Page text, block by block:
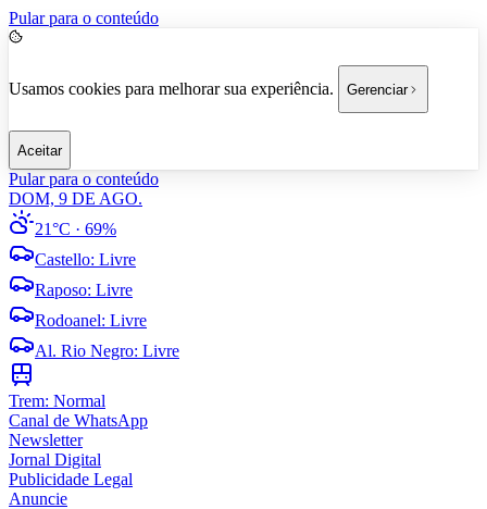
Pular para o conteúdo
Usamos cookies para melhorar sua experiência. Gerenciar
Aceitar
Pular para o conteúdo
DOM, 9 DE AGO.
21°C · 69%
Castello: Livre
Raposo: Livre
Rodoanel: Livre
Al. Rio Negro: Livre
Trem: Normal
Canal de WhatsApp
Newsletter
Jornal Digital
Publicidade Legal
Anuncie